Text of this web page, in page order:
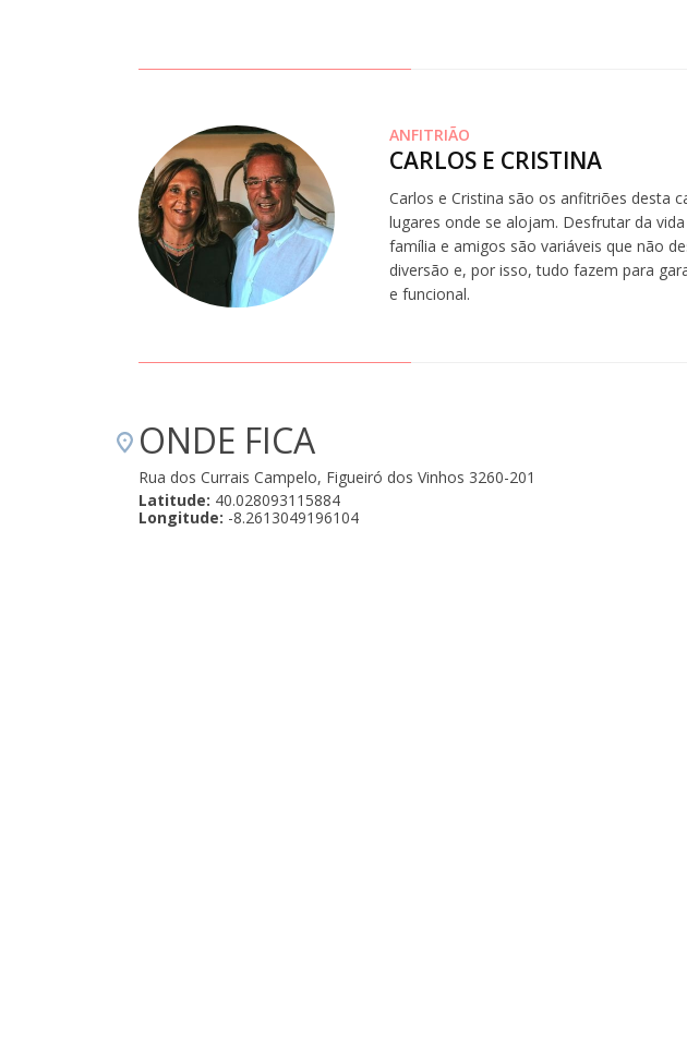
ANFITRIÃO
CARLOS E CRISTINA
Carlos e Cristina são os anfitriões desta
lugares onde se alojam. Desfrutar da
família e amigos são variáveis que não
diversão e, por isso, tudo fazem para
e funcional.
ONDE FICA
Rua dos Currais Campelo, Figueiró dos Vinhos 3260-201
Latitude: 40.028093115884
Longitude: -8.2613049196104